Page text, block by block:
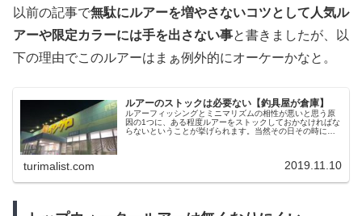
以前の記事で無駄にルアーを増やさないコツとして人気ル
アーや限定カラーには手を出さない事と書きましたが、以
下の理由でこのルアーはまぁ例外的にオーケーかなと。
ルアーのストックは必要ない【釣具屋が倉庫】
ルアーフィッシングとミニマリズムの相性が悪いと思う原
因の1つに、ある程度ルアーをストックしておかなければな
らないということが挙げられます。当然その日その時に効
turimalist.com 2019.11.10